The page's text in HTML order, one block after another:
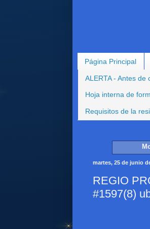
Página Principal
ALERTA - Antes
Hoja interna de
Requisitos de la
martes, 25 de junio
REGIO
#1597(8)